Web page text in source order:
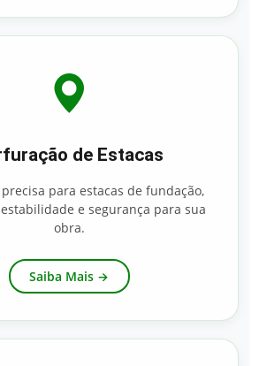
de Estacas
para estacas de fundação,
e segurança para sua
obra.
Saiba Mais →